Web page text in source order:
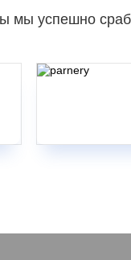
мы успешно